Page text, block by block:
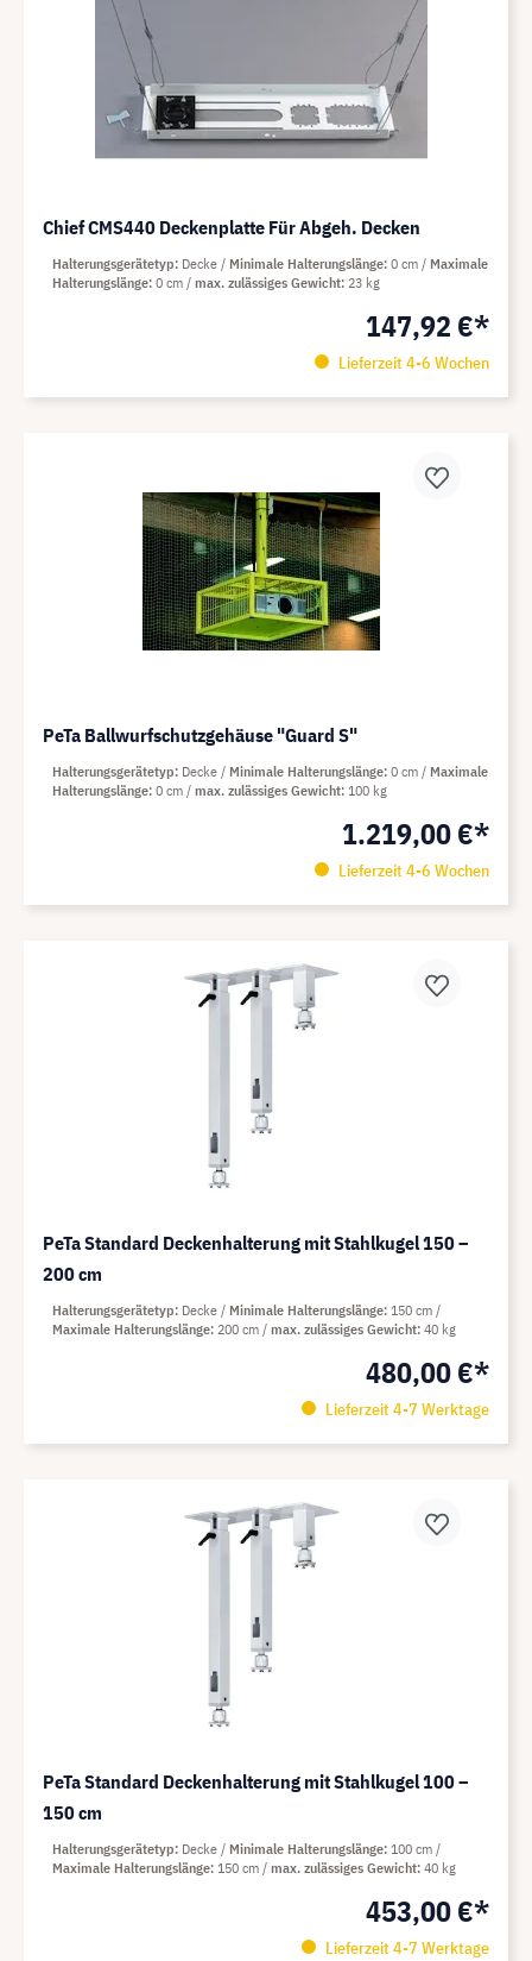
Chief CMS440 Deckenplatte Für Abgeh. Decken
147,92 €*
Lieferzeit 4-6 Wochen
Halterungsgerätetyp Decke Minimale Halterungslänge 0 cm
Maximale
Halterungslänge 0 cm max. zulässiges Gewicht 23 kg
PeTa Ballwurfschutzgehäuse "Guard S"
1.219,00 €*
Lieferzeit 4-6 Wochen
Halterungsgerätetyp Decke Minimale Halterungslänge 0 cm
Maximale
Halterungslänge 0 cm max. zulässiges Gewicht 100 kg
PeTa Standard Deckenhalterung mit Stahlkugel 150 –
200 cm
480,00 €*
Lieferzeit 4-7 Werktage
Halterungsgerätetyp Decke Minimale Halterungslänge 150 cm
Maximale Halterungslänge 200 cm max. zulässiges Gewicht 40 kg
PeTa Standard Deckenhalterung mit Stahlkugel 100 –
150 cm
453,00 €*
Lieferzeit 4-7 Werktage
Halterungsgerätetyp Decke Minimale Halterungslänge 100 cm
Maximale Halterungslänge 150 cm max. zulässiges Gewicht 40 kg